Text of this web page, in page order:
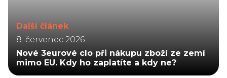
Další článek
8. červenec 2026
Nové 3eurové clo při nákupu zboží ze zemí
mimo EU. Kdy ho zaplatíte a kdy ne?